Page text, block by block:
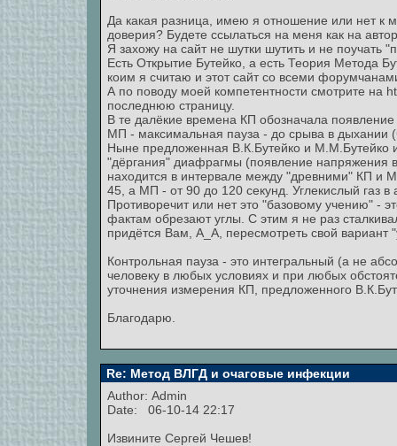
Да какая разница, имею я отношение или нет к
доверия? Будете ссылаться на меня как на
Я захожу на сайт не шутки шутить и не поучать
Есть Открытие Бутейко, а есть Теория Метода
коим я считаю и этот сайт со всеми
А по поводу моей компетентности смотрите на
последнюю страницу.
В те далёкие времена КП обозначала появление
МП - максимальная пауза - до срыва в дыхании
Ныне предложенная В.К.Бутейко и М.М.Бутейко
"дёргания" диафрагмы (появление напряжения
находится в интервале между "древними" КП и
45, а МП - от 90 до 120 секунд. Углекислый газ
Противоречит или нет это "базовому учению" -
фактам обрезают углы. С этим я не раз
придётся Вам, А_А, пересмотреть свой вариант
Контрольная пауза - это интегральный (а не
человеку в любых условиях и при любых
уточнения измерения КП, предложенного
Благодарю.
Re: Метод ВЛГД и очаговые инфекции
Author: Admin
Date: 06-10-14 22:17
Извините Сергей Чешев!